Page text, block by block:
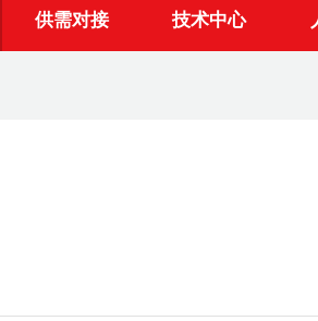
供需对接 技术中心